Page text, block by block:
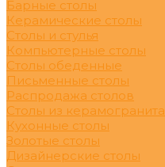
Барные столы
Керамические столы
Столы и стулья
Компьютерные столы
Столы обеденные
Письменные столы
Распродажа столов
Столы из керамогранита
Кухонные столы
Золотые столы
Дизайнерские столы